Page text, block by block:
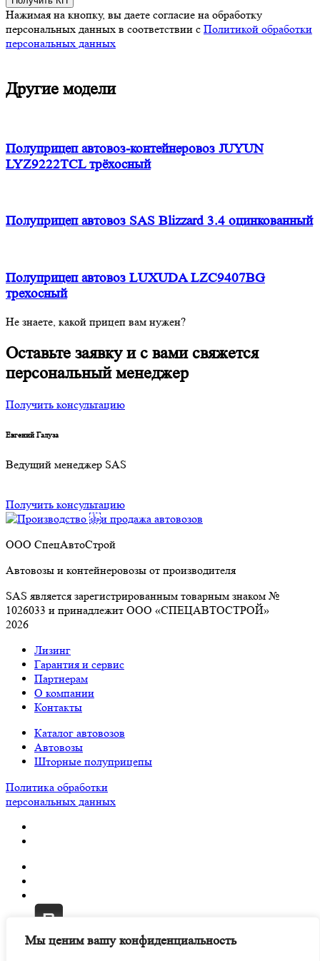
Мы ценим вашу конфиденциальность
Нажимая на кнопку, вы даете согласие на обработку
персональных данных в соответствии c Политикой обработки
персональных данных
Другие модели
Полуприцеп автовоз-контейнеровоз JUYUN
LYZ9222TCL трёхосный
Полуприцеп автовоз SAS Blizzard 3.4 оцинкованный
Полуприцеп автовоз LUXUDA LZC9407BG
трехосный
Не знаете, какой прицеп вам нужен?
Оставьте заявку и с вами свяжется
персональный менеджер
Получить консультацию
Евгений Галуза
Ведущий менеджер SAS
Получить консультацию
ООО СпецАвтоСтрой
Автовозы и контейнеровозы от производителя
SAS является зарегистрированным товарным знаком №
1026033 и принадлежит ООО «СПЕЦАВТОСТРОЙ»
2026
Лизинг
Гарантия и сервис
Партнерам
О компании
Контакты
Каталог автовозов
Автовозы
Шторные полуприцепы
Политика обработки
персональных данных